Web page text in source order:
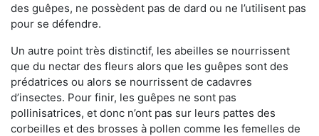
des guêpes, ne possèdent pas de dard ou ne l’utilisent pas
pour se défendre.
Un autre point très distinctif, les abeilles se nourrissent
que du nectar des fleurs alors que les guêpes sont des
prédatrices ou alors se nourrissent de cadavres
d’insectes. Pour finir, les guêpes ne sont pas
pollinisatrices, et donc n’ont pas sur leurs pattes des
corbeilles et des brosses à pollen comme les femelles de